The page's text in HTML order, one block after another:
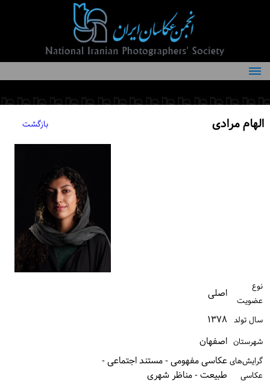
درباره انجمن
کمیته‌های انجمن
الهام مرادی بازگشت
نوع
عضویت
اصلی
سال تولد ۱۳۷۸
شهرستان اصفهان
گرایش‌های
عکاسی
عکاسی مفهومی - مستند اجتماعی -
طبیعت - مناظر شهری